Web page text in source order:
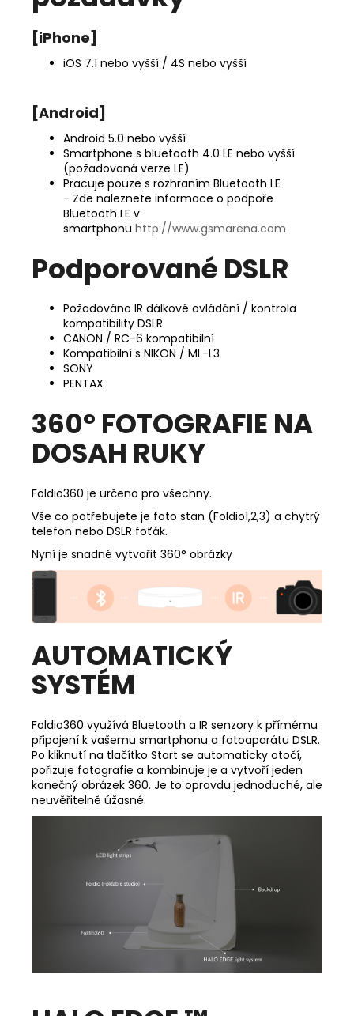
[iPhone]
iOS 7.1 nebo vyšší / 4S nebo vyšší
[Android]
Android 5.0 nebo vyšší
Smartphone s bluetooth 4.0 LE nebo vyšší
(požadovaná verze LE)
Pracuje pouze s rozhraním Bluetooth LE
- Zde naleznete informace o podpoře
Bluetooth LE v
smartphonu http://www.gsmarena.com
Podporované DSLR
Požadováno IR dálkové ovládání / kontrola
kompatibility DSLR
CANON / RC-6 kompatibilní
Kompatibilní s NIKON / ML-L3
SONY
PENTAX
360° FOTOGRAFIE NA
DOSAH RUKY
Foldio360 je určeno pro všechny.
Vše co potřebujete je foto stan (Foldio1,2,3) a chytrý
telefon nebo DSLR foťák.
Nyní je snadné vytvořit 360° obrázky
AUTOMATICKÝ
SYSTÉM
Foldio360 využívá Bluetooth a IR senzory k přímému
připojení k vašemu smartphonu a fotoaparátu DSLR.
Po kliknutí na tlačítko Start se automaticky otočí,
pořizuje fotografie a kombinuje je a vytvoří jeden
konečný obrázek 360. Je to opravdu jednoduché, ale
neuvěřitelně úžasné.